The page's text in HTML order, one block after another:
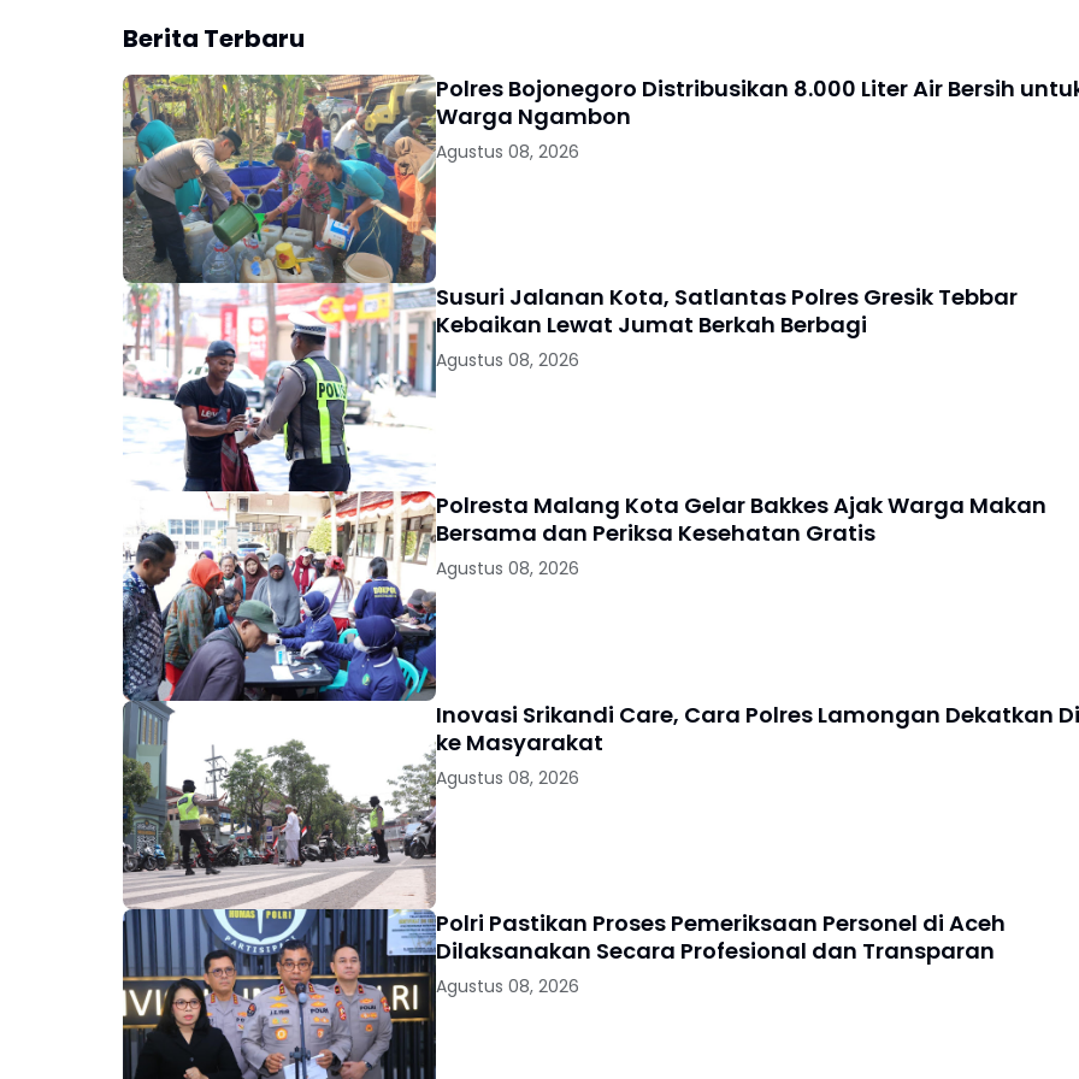
Berita Terbaru
Polres Bojonegoro Distribusikan 8.000 Liter Air Bersih
Warga Ngambon
Agustus 08, 2026
Susuri Jalanan Kota, Satlantas Polres Gresik Tebbar
Kebaikan Lewat Jumat Berkah Berbagi
Agustus 08, 2026
Polresta Malang Kota Gelar Bakkes Ajak Warga Makan
Bersama dan Periksa Kesehatan Gratis
Agustus 08, 2026
Inovasi Srikandi Care, Cara Polres Lamongan Dekatkan
ke Masyarakat
Agustus 08, 2026
Polri Pastikan Proses Pemeriksaan Personel di Aceh
Dilaksanakan Secara Profesional dan Transparan
Agustus 08, 2026